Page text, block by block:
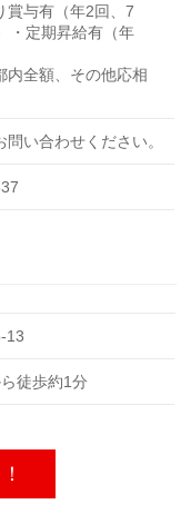
賞与有（年2回、7
・定期昇給有（年
内全額、その他応相
問い合わせください。
13
徒歩約1分